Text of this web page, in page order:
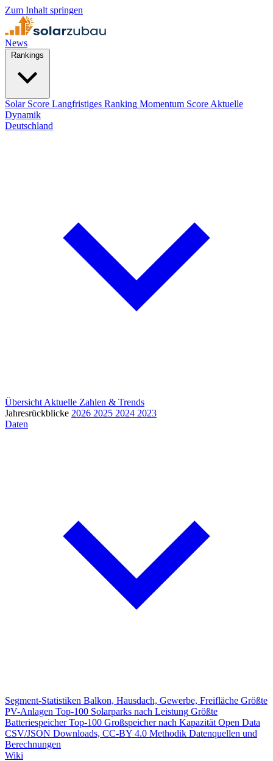
Zum Inhalt springen
News
Solar Score Langfristiges Ranking Momentum Score Aktuelle
Dynamik
Deutschland
Übersicht Aktuelle Zahlen & Trends
Jahresrückblicke 2026 2025 2024 2023
Daten
Segment-Statistiken Balkon, Hausdach, Gewerbe, Freifläche Größte
PV-Anlagen Top-100 Solarparks nach Leistung Größte
Batteriespeicher Top-100 Großspeicher nach Kapazität Open Data
CSV/JSON Downloads, CC-BY 4.0 Methodik Datenquellen und
Berechnungen
Wiki